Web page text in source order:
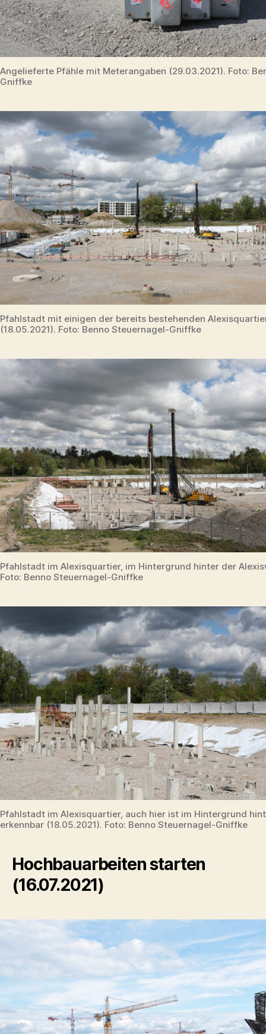
Angelieferte Pfähle mit Meterangaben (29.03.2021). Foto:
Gniffke
Pfahlstadt mit einigen der bereits bestehenden
(18.05.2021). Foto: Benno Steuernagel-Gniffke
Pfahlstadt im Alexisquartier, im Hintergrund hinter der
Foto: Benno Steuernagel-Gniffke
Pfahlstadt im Alexisquartier, auch hier ist im Hintergrund
erkennbar (18.05.2021). Foto: Benno Steuernagel-Gniffke
Hochbauarbeiten starten
(16.07.2021)